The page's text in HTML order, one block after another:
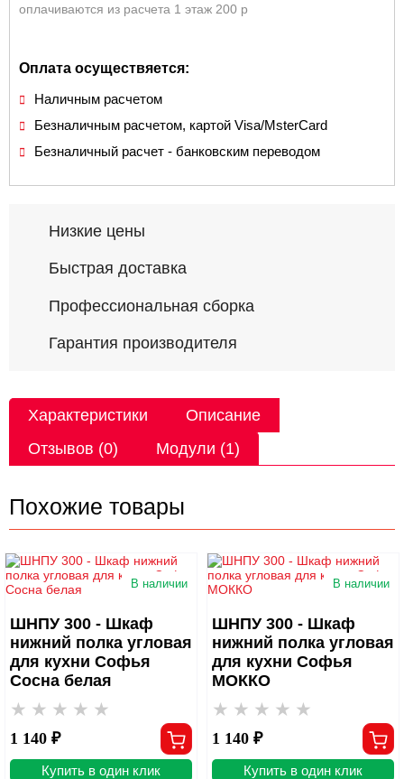
оплачиваются из расчета 1 этаж 200 р
Оплата осуществяется:
Наличным расчетом
Безналичным расчетом, картой Visa/MsterCard
Безналичный расчет - банковским переводом
Низкие цены
Быстрая доставка
Профессиональная сборка
Гарантия производителя
Характеристики
Описание
Отзывов (0)
Модули (1)
Похожие товары
В наличии
ШНПУ 300 - Шкаф
нижний полка угловая
для кухни Софья
Сосна белая
1 140 ₽
Купить в один клик
В наличии
ШНПУ 300 - Шкаф
нижний полка угловая
для кухни Софья
МОККО
1 140 ₽
Купить в один клик